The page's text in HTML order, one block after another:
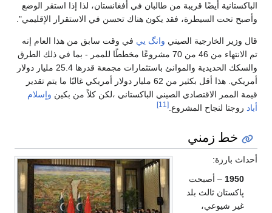
الباكستانية أيضًا قريبة من طالبان في أفغانستان، لذا إذا استقر الوضع
وأصبح تحت السيطرة، فقد يكون هناك تحسن في الاستقرار الإقليمي".
قال وزير الخارجية الصيني وانگ يي في وقت سابق من هذا العام إنه
تم الانتهاء من 46 من 70 مشروعًا مخططًا للممر - بما في ذلك الطرق
والسكك الحديدية والموانئ باستثمارات مجمعة قدرها 25.4 مليار دولار
أمريكي. هذا أقل بكثير من 62 مليار دولار أمريكي غالبًا ما يتم تقدير
قيمة الممر الاقتصادي الصيني الباكستاني ،لكن كلاً من بكين وإسلام
أباد روجتا لنجاح المشروع.[11]
خط زمني
أحداث بارزة:
1950 – أصبحت
پاكستان ثالث بلد
غير شيوعي،